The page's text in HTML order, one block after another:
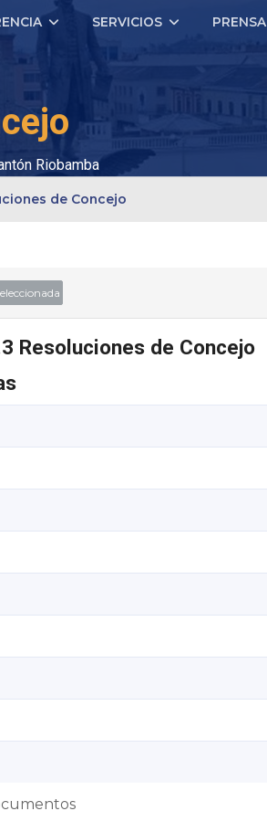
SERVICIOS PRENSA
Riobamba
de Concejo
Resoluciones de Concejo